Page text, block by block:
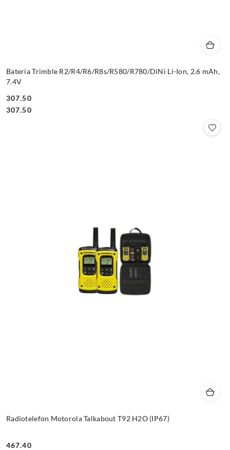
Bateria Trimble R2/R4/R6/R8s/R580/R780/DiNi Li-Ion, 2.6 mAh,
7.4V
Cena:
307.50
Cena:
307.50
Radiotelefon Motorola Talkabout T92 H2O (IP67)
467.40